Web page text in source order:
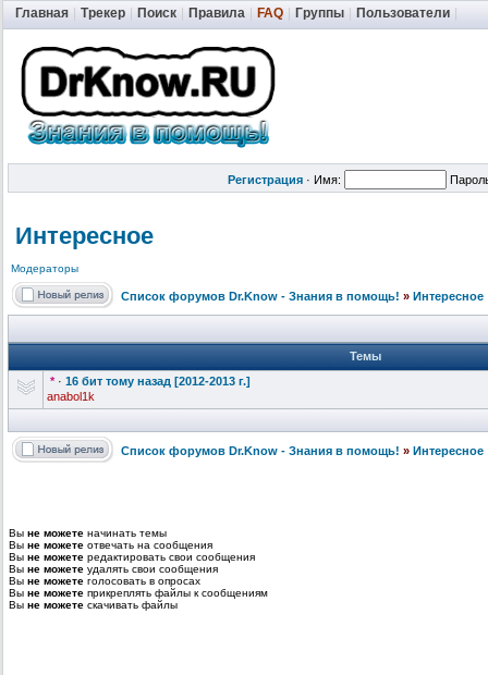
Главная Трекер Поиск Правила FAQ Группы Пользователи
Регистрация · Имя:
Интересное
Модераторы
Список форумов Dr.Know - Знания в помощь! » Интересное
Темы
* · 16 бит тому назад [2012-2013 г.]
anabol1k
Список форумов Dr.Know - Знания в помощь! » Интересное
Вы не можете начинать темы
Вы не можете отвечать на сообщения
Вы не можете редактировать свои сообщения
Вы не можете удалять свои сообщения
Вы не можете голосовать в опросах
Вы не можете прикреплять файлы к сообщениям
Вы не можете скачивать файлы